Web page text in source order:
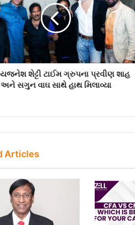
યજનેશ શેટ્ટી ટાઈમ ગ્રુપના પ્રવીણ શાહ
અને સગુન વાઘ સાથે હાથ મિલાવ્યા
Articles